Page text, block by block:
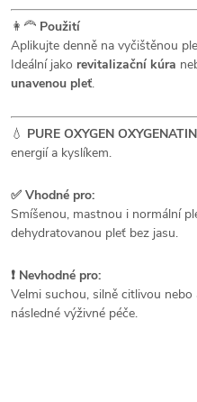
👩‍🦰 Použití
Aplikujte denně na vyčištěnou
Ideální jako revitalizační kúra
unavenou pleť.
💧 PURE OXYGEN
energií a kyslíkem.
✅ Vhodné pro:
Smíšenou, mastnou i normální
dehydratovanou pleť bez jasu.
❗ Nevhodné pro:
Velmi suchou, silně citlivou
následné výživné péče.